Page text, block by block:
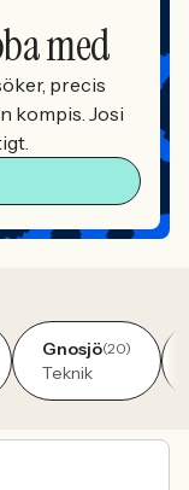
med
precis
kompis. Josi
Gnosjö(20)
Teknik